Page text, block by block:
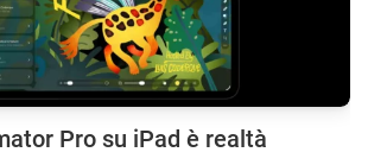
Pro su iPad è realtà